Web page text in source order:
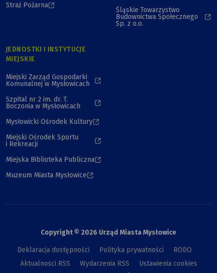
Straż Pożarna
Śląskie Towarzystwo
Budownictwa Społecznego
Sp. z o.o.
JEDNOSTKI I INSTYTUCJE
MIEJSKIE
Miejski Zarząd Gospodarki
Komunalnej w Mysłowicach
Szpital nr 2 im. dr. T.
Boczonia w Mysłowicach
Mysłowicki Ośrodek Kultury
Miejski Ośrodek Sportu
i Rekreacji
Miejska Biblioteka Publiczna
Muzeum Miasta Mysłowice
Copyright © 2026 Urząd Miasta Mysłowice
Deklaracja dostępności Polityka prywatności
RODO
Aktualności RSS
Wydarzenia RSS
Ustawienia cookies